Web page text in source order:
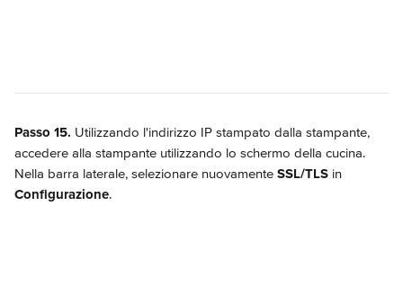
Passo 15. Utilizzando l'indirizzo IP stampato dalla stampante,
accedere alla stampante utilizzando lo schermo della cucina.
Nella barra laterale, selezionare nuovamente SSL/TLS in
Configurazione.